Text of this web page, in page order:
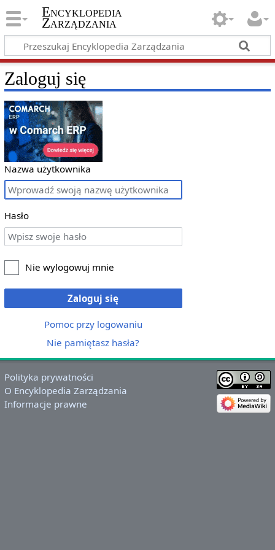
Encyklopedia
Zarządzania
Zaloguj się
Nazwa użytkownika
Hasło
Nie wylogowuj mnie
Zaloguj się
Pomoc przy logowaniu
Nie pamiętasz hasła?
Polityka prywatności
O Encyklopedia Zarządzania
Informacje prawne